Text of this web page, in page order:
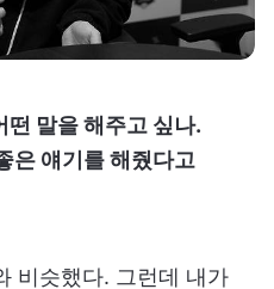
말을 해주고 싶나.
은 얘기를 해줬다고
비슷했다. 그런데 내가